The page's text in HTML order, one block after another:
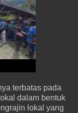
terbatas pada
dalam bentuk
lokal yang